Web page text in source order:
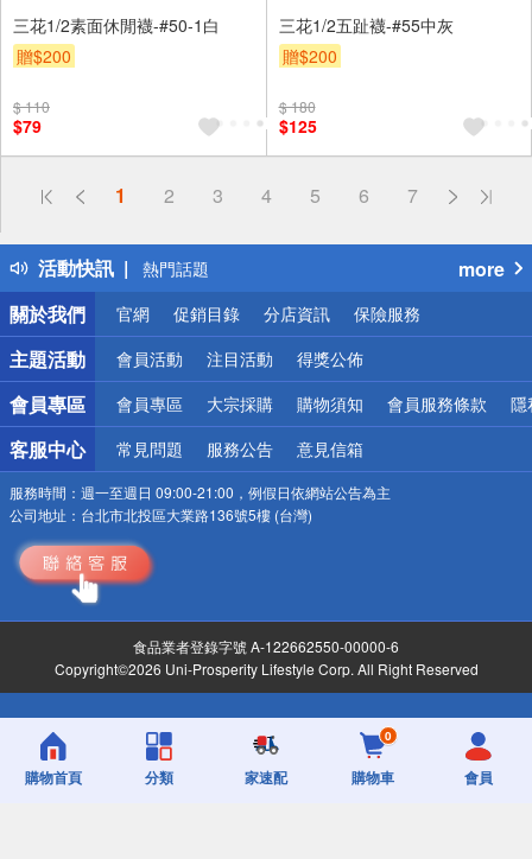
三花1/2素面休閒襪-#50-1白
贈$200
$ 110
$79
三花1/2五趾襪-#55中灰
贈$200
$ 180
$125
1 2 3 4 5 6 7
活動快訊
偏遠地區配送
得獎公告
熱門話題
銀行優惠
偏遠地區配送
詐騙網頁！請小心！
more
關於我們
官網 促銷目錄 分店資訊 保險服務
主題活動 會員活動 注目活動 得獎公佈
會員專區 會員專區 大宗採購 購物須知 會員服務條款 隱
客服中心 常見問題 服務公告 意見信箱
服務時間： 週一至週日 09:00-21:00，例假日依網站公告為主
公司地址： 台北市北投區大業路136號5樓 (台灣)
食品業者登錄字號 A-122662550-00000-6
Copyright©2026 Uni-Prosperity Lifestyle Corp. All Right Reserved
購物首頁 分類 家速配
0
購物車 會員